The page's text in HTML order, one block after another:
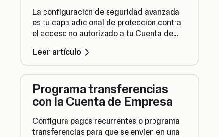
La configuración de seguridad avanzada
es tu capa adicional de protección contra
el acceso no autorizado a tu Cuenta de
para mantener tus fondos seguros.
Leer artículo
Programa transferencias
con la Cuenta de Empresa
Configura pagos recurrentes o programa
transferencias para que se envíen en una